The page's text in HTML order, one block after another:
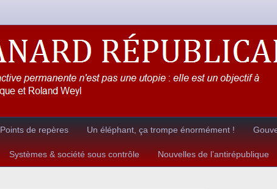
Points de repères Un éléphant, ça trompe énormément !
Systèmes & société sous contrôle Nouvelles de l’antirépublique